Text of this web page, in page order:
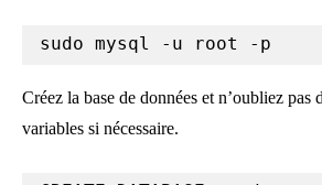
sudo mysql -u root -p
Créez la base de données et n’oubliez pas
variables si nécessaire.